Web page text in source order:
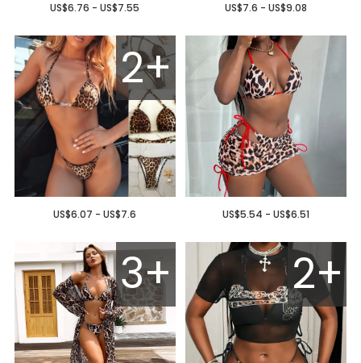
US$6.76 - US$7.55 US$7.6 - US$9.08
2+
US$6.07 - US$7.6 US$5.54 - US$6.51
3+ 2+